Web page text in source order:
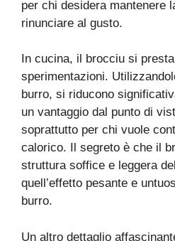
per chi desidera mantenere
rinunciare al gusto.
In cucina, il brocciu si
sperimentazioni.
burro, si riducono
un vantaggio dal punto di
soprattutto per chi vuole
calorico. Il segreto è che il
struttura soffice e leggera
quell’effetto pesante e
burro.
Un altro dettaglio